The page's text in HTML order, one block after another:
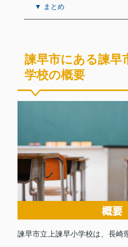
▼ まとめ
諫早市にある諫早
学校の概要
諫早市立上諫早小学校は、長崎